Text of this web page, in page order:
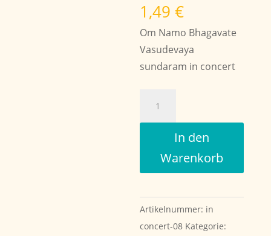
1,49€
Om Namo Bhagavate
Vasudevaya
sundaram in concert
Bhagavate
Menge
In den
Warenkorb
Artikelnummer: in
concert-08 Kategorie: